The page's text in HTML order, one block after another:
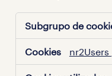
Cookies
estritamente
necessários
nr2Users